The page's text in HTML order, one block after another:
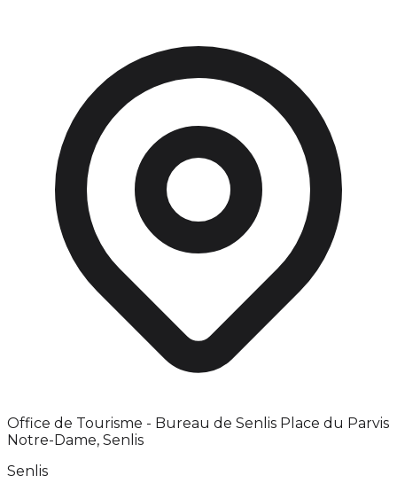
Office de Tourisme - Bureau de Senlis Place du Parvis
Notre-Dame, Senlis
Senlis